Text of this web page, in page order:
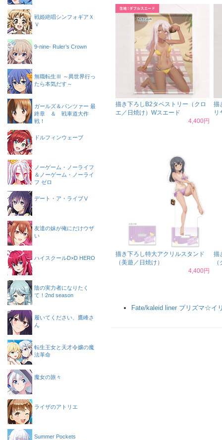
描き下ろしB2タペストリー（クロ
エ／日焼け）Wスエード
4,400円
描
リ
描き下ろし特大アクリルスタンド
（美遊／日焼け）
4,400円
描
Fate/kaleid liner プリズマ☆イ
戦姫絶唱シンフォギアＸ
Ｖ
9-nine- Ruler’s Crown
無職転生Ⅲ ～異世界行っ
たら本気だす～
ガールズ＆パンツァー 最
終章 ＆ 戦車道大作
戦！
ドルフィンウェーブ
ノーゲーム・ノーライフ
＆ノーゲーム・ノーライ
フ ゼロ
デート・ア・ライブⅤ
友達の妹が俺にだけウザ
い
ハイスクールD×D HERO
陰の実力者になりたく
て！2nd season
履いてください、鷹峰さ
ん
転生王女と天才令嬢の魔
法革命
魔女の旅々
ライザのアトリエ
Summer Pockets